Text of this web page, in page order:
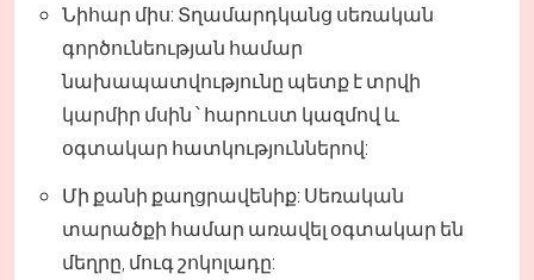
Նիհար միս: Տղամարդկանց սեռական
գործունեության համար
նախապատվությունը պետք է տրվի
կարմիր մսին ՝ հարուստ կազմով և
օգտակար հատկություններով:
Մի քանի քաղցրավենիք: Սեռական
տարածքի համար առավել օգտակար են
մեղրը, մուգ շոկոլադը: